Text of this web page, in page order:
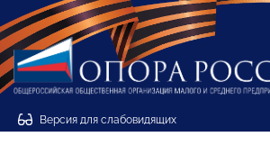
Версия для слабовидящих